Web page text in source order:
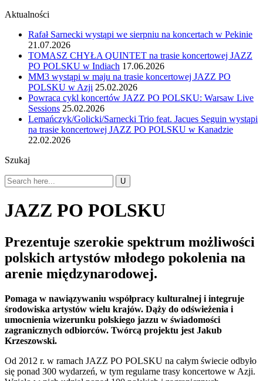
Aktualności
Rafał Sarnecki wystąpi we sierpniu na koncertach w Pekinie
21.07.2026
TOMASZ CHYŁA QUINTET na trasie koncertowej JAZZ
PO POLSKU w Indiach 17.06.2026
MM3 wystąpi w maju na trasie koncertowej JAZZ PO
POLSKU w Azji 25.02.2026
Powraca cykl koncertów JAZZ PO POLSKU: Warsaw Live
Sessions 25.02.2026
Lemańczyk/Golicki/Sarnecki Trio feat. Jacues Seguin wystąpi
na trasie koncertowej JAZZ PO POLSKU w Kanadzie
22.02.2026
Szukaj
JAZZ PO POLSKU
Prezentuje szerokie spektrum możliwości
polskich artystów młodego pokolenia na
arenie międzynarodowej.
Pomaga w nawiązywaniu współpracy kulturalnej i integruje
środowiska artystów wielu krajów. Dąży do odświeżenia i
umocnienia wizerunku polskiego jazzu w świadomości
zagranicznych odbiorców. Twórcą projektu jest Jakub
Krzeszowski.
Od 2012 r. w ramach JAZZ PO POLSKU na całym świecie odbyło
się ponad 300 wydarzeń, w tym regularne trasy koncertowe w Azji.